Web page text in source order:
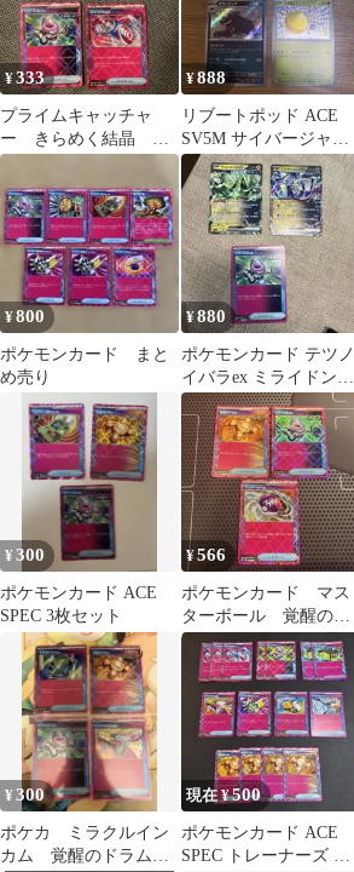
¥333
プライムキャッチャ
ー きらめく結晶 リ
ブートポッド ポケバ
イタルA
¥888
リブートポッド ACE
SV5M サイバージャッ
ジ 063/071
¥800
ポケモンカード まと
め売り
¥880
ポケモンカード テツノ
イバラex ミライドンex
リブートポッド
¥300
ポケモンカード ACE
SPEC 3枚セット
¥566
ポケモンカード マス
ターボール 覚醒のド
ラム リブートポッ
ド Ace
¥300
ポケカ ミラクルイン
カム 覚醒のドラム
現在 ¥500
ポケモンカード ACE
SPEC トレーナーズ ま